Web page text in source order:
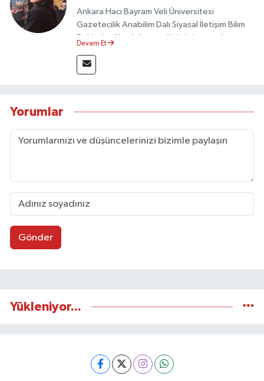
Ankara Hacı Bayram Veli Üniversitesi
Gazetecilik Anabilim Dalı Siyasal İletişim Bilim
Dalı’nda yüksek lisans eğitimini tamamlamıştır.
akademik çalışmalar gerçekleştirmiştir.
Taşköprü Postası internet haber sitesinde
Devam Et
Yorumlar
Gönder
Yükleniyor...